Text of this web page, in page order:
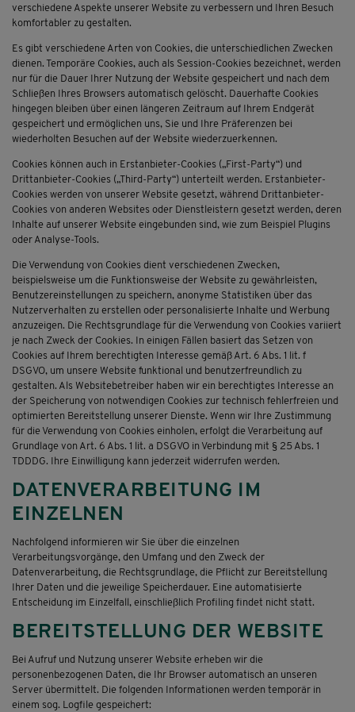
verschiedene Aspekte unserer Website zu verbessern und Ihren Besuch
komfortabler zu gestalten.
Es gibt verschiedene Arten von Cookies, die unterschiedlichen Zwecken
dienen. Temporäre Cookies, auch als Session-Cookies bezeichnet, werden
nur für die Dauer Ihrer Nutzung der Website gespeichert und nach dem
Schließen Ihres Browsers automatisch gelöscht. Dauerhafte Cookies
hingegen bleiben über einen längeren Zeitraum auf Ihrem Endgerät
gespeichert und ermöglichen uns, Sie und Ihre Präferenzen bei
wiederholten Besuchen auf der Website wiederzuerkennen.
Cookies können auch in Erstanbieter-Cookies („First-Party“) und
Drittanbieter-Cookies („Third-Party“) unterteilt werden. Erstanbieter-
Cookies werden von unserer Website gesetzt, während Drittanbieter-
Cookies von anderen Websites oder Dienstleistern gesetzt werden, deren
Inhalte auf unserer Website eingebunden sind, wie zum Beispiel Plugins
oder Analyse-Tools.
Die Verwendung von Cookies dient verschiedenen Zwecken,
beispielsweise um die Funktionsweise der Website zu gewährleisten,
Benutzereinstellungen zu speichern, anonyme Statistiken über das
Nutzerverhalten zu erstellen oder personalisierte Inhalte und Werbung
anzuzeigen. Die Rechtsgrundlage für die Verwendung von Cookies variiert
je nach Zweck der Cookies. In einigen Fällen basiert das Setzen von
Cookies auf Ihrem berechtigten Interesse gemäß Art. 6 Abs. 1 lit. f
DSGVO, um unsere Website funktional und benutzerfreundlich zu
gestalten. Als Websitebetreiber haben wir ein berechtigtes Interesse an
der Speicherung von notwendigen Cookies zur technisch fehlerfreien und
optimierten Bereitstellung unserer Dienste. Wenn wir Ihre Zustimmung
für die Verwendung von Cookies einholen, erfolgt die Verarbeitung auf
Grundlage von Art. 6 Abs. 1 lit. a DSGVO in Verbindung mit § 25 Abs. 1
TDDDG. Ihre Einwilligung kann jederzeit widerrufen werden.
DATENVERARBEITUNG IM
EINZELNEN
Nachfolgend informieren wir Sie über die einzelnen
Verarbeitungsvorgänge, den Umfang und den Zweck der
Datenverarbeitung, die Rechtsgrundlage, die Pflicht zur Bereitstellung
Ihrer Daten und die jeweilige Speicherdauer. Eine automatisierte
Entscheidung im Einzelfall, einschließlich Profiling findet nicht statt.
BEREITSTELLUNG DER WEBSITE
Bei Aufruf und Nutzung unserer Website erheben wir die
personenbezogenen Daten, die Ihr Browser automatisch an unseren
Server übermittelt. Die folgenden Informationen werden temporär in
einem sog. Logfile gespeichert: